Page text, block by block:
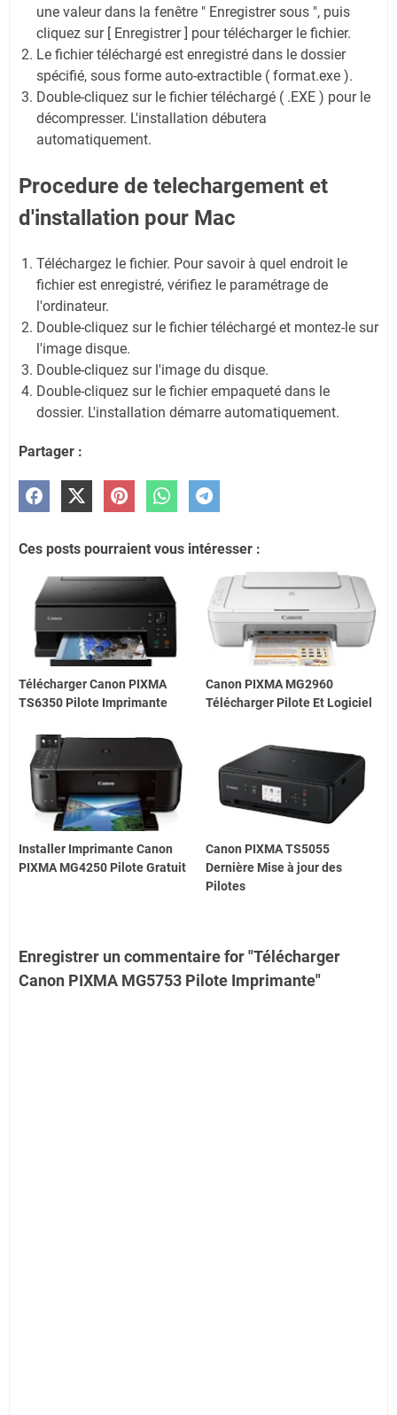
une valeur dans la fenêtre " Enregistrer sous ", puis
cliquez sur [ Enregistrer ] pour télécharger le fichier.
Le fichier téléchargé est enregistré dans le dossier
spécifié, sous forme auto-extractible ( format.exe ).
Double-cliquez sur le fichier téléchargé ( .EXE ) pour le
décompresser. L'installation débutera
automatiquement.
Procedure de telechargement et
d'installation pour Mac
Téléchargez le fichier. Pour savoir à quel endroit le
fichier est enregistré, vérifiez le paramétrage de
l'ordinateur.
Double-cliquez sur le fichier téléchargé et montez-le sur
l'image disque.
Double-cliquez sur l'image du disque.
Double-cliquez sur le fichier empaqueté dans le
dossier. L'installation démarre automatiquement.
Partager :
Ces posts pourraient vous intéresser :
Télécharger Canon PIXMA
TS6350 Pilote Imprimante
Canon PIXMA MG2960
Télécharger Pilote Et Logiciel
Installer Imprimante Canon
PIXMA MG4250 Pilote Gratuit
Canon PIXMA TS5055
Dernière Mise à jour des
Pilotes
Enregistrer un commentaire for "Télécharger
Canon PIXMA MG5753 Pilote Imprimante"